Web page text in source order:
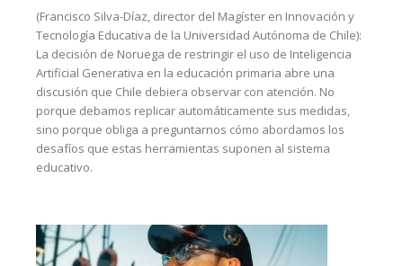
(Francisco Silva-Díaz, director del Magíster en Innovación y
Tecnología Educativa de la Universidad Autónoma de Chile):
La decisión de Noruega de restringir el uso de Inteligencia
Artificial Generativa en la educación primaria abre una
discusión que Chile debiera observar con atención. No
porque debamos replicar automáticamente sus medidas,
sino porque obliga a preguntarnos cómo abordamos los
desafíos que estas herramientas suponen al sistema
educativo.